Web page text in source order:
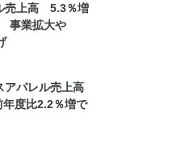
売上高 5.3％増
事業拡大や
アパレル売上高
度比2.2％増で